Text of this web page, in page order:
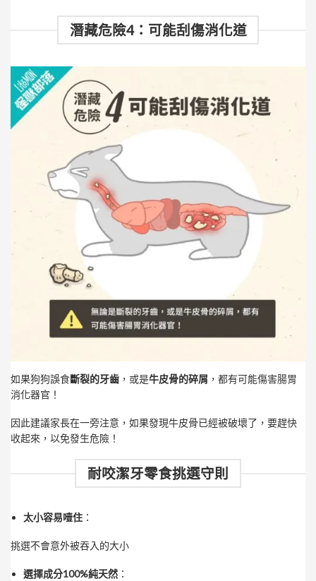
潛藏危險4：可能刮傷消化道
如果狗狗誤食斷裂的牙齒 ，或是牛皮骨的碎屑 ，都有可能傷害腸胃
消化器官！
因此建議家長在一旁注意，如果發現牛皮骨已經被破壞了，要趕快
收起來，以免發生危險！
耐咬潔牙零食挑選守則
太小容易噎住 ：
挑選不會意外被吞入的大小
選擇成分100%純天然 ：